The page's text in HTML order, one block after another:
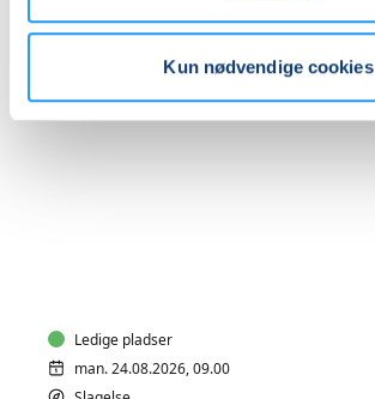
Kun nødvendige cookies
Slagelse
Ledige pladser
man. 24.08.2026, 09.00